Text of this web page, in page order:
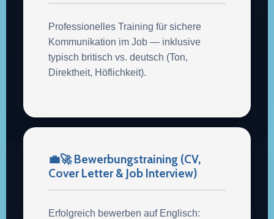
Professionelles Training für sichere
Kommunikation im Job — inklusive
typisch britisch vs. deutsch (Ton,
Direktheit, Höflichkeit).
💼🚀 Bewerbungstraining (CV,
Cover Letter & Job Interview)
Erfolgreich bewerben auf Englisch: